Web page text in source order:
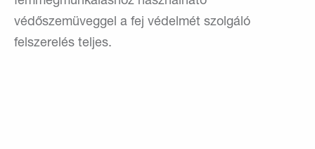
védőszemüveggel a fej védelmét szolgáló
felszerelés teljes.